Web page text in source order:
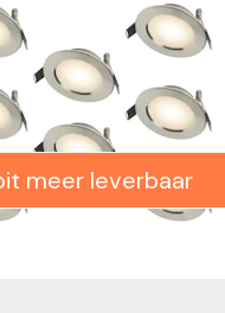
meer leverbaar